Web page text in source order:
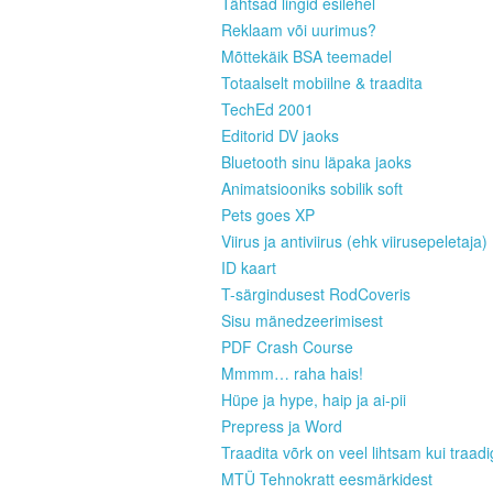
Reklaam või uurimus?
Mõttekäik BSA teemadel
Totaalselt mobiilne & traadita
TechEd 2001
Editorid DV jaoks
Bluetooth sinu läpaka jaoks
Animatsiooniks sobilik soft
Pets goes XP
Viirus ja antiviirus (ehk viirusepeletaja)
ID kaart
T-särgindusest RodCoveris
Sisu mänedzeerimisest
PDF Crash Course
Mmmm… raha hais!
Hüpe ja hype, haip ja ai-pii
Prepress ja Word
Traadita võrk on veel lihtsam kui
MTÜ Tehnokratt eesmärkidest